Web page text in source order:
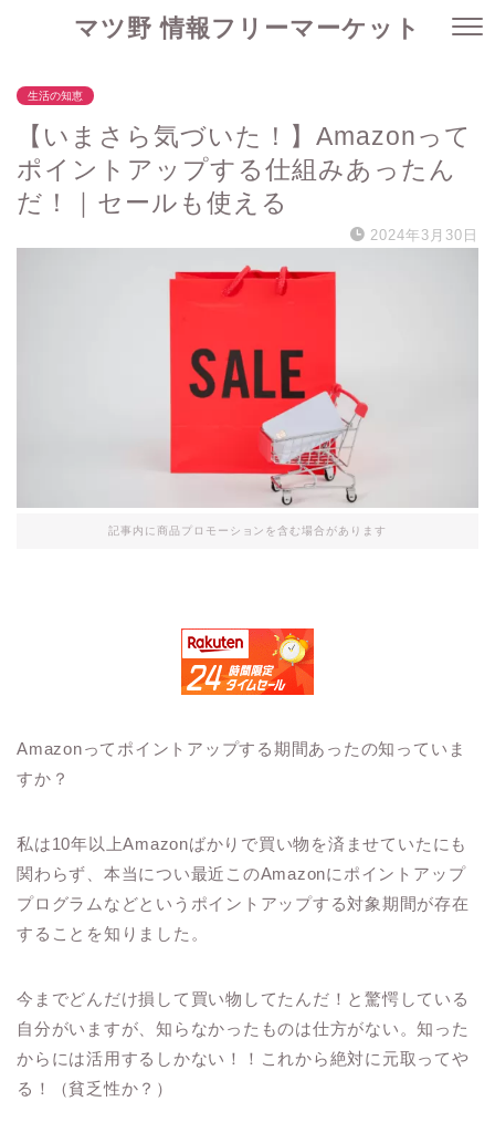
マツ野 情報フリーマーケット
生活の知恵
【いまさら気づいた！】Amazonって
ポイントアップする仕組みあったん
だ！｜セールも使える
2024年3月30日
記事内に商品プロモーションを含む場合があります
Amazonってポイントアップする期間あったの知っていま
すか？
私は10年以上Amazonばかりで買い物を済ませていたにも
関わらず、本当につい最近このAmazonにポイントアップ
プログラムなどというポイントアップする対象期間が存在
することを知りました。
今までどんだけ損して買い物してたんだ！と驚愕している
自分がいますが、知らなかったものは仕方がない。知った
からには活用するしかない！！これから絶対に元取ってや
る！（貧乏性か？）